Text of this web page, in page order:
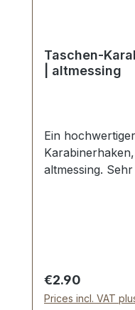
Taschen-
| altmessing
Ein
altmessing.
Regular price:
€2.90
Prices incl. VAT